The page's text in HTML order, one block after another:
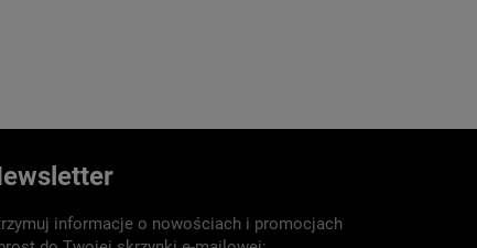
informacje o nowościach i promocjach